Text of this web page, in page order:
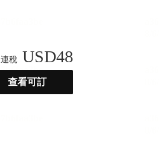
連稅 USD48
查看可訂